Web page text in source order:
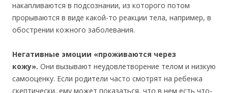
накапливаются в подсознании, из которого потом
прорываются в виде какой-то реакции тела, например, в
обострении кожного заболевания.
Негативные эмоции «проживаются через
кожу». Они вызывают неудовлетворение телом и низкую
самооценку. Если родители часто смотрят на ребенка
скептически, ему может показаться, что в нем есть что-